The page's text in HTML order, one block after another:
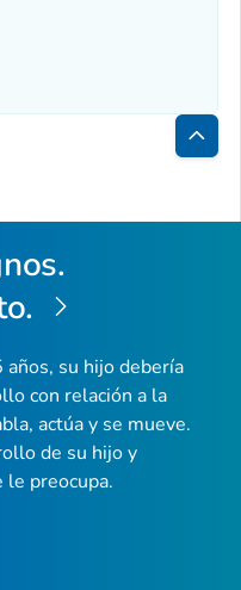
la
su hijo debería
con relación a la
actúa y se mueve.
de su hijo y
le preocupa.